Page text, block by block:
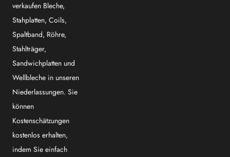
verkaufen Bleche,
Stahplatten, Coils,
Spaltband, Röhre,
Stahlträger,
Sandwichplatten und
Wellbleche in unseren
Niederlassungen. Sie
können
Kostenschätzungen
kostenlos erhalten,
indem Sie einfach